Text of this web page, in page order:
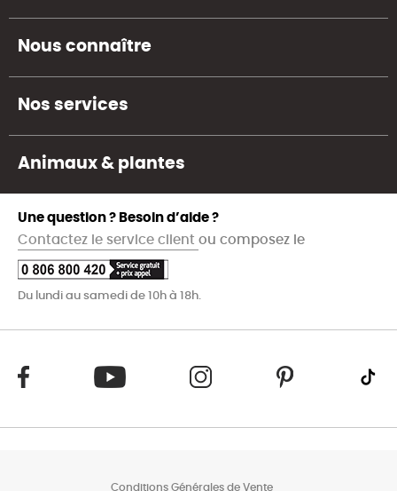
Nous connaître
Nos services
Animaux & plantes
Une question ? Besoin d’aide ?
Contactez le service client ou composez le
Du lundi au samedi de 10h à 18h.
Conditions Générales de Vente